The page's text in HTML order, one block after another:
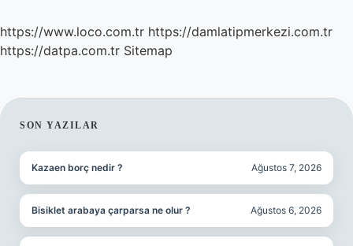
https://www.loco.com.tr https://damlatipmerkezi.com.tr
https://datpa.com.tr Sitemap
SIDEBAR
SON YAZILAR
Kazaen borç nedir ? Ağustos 7, 2026
Bisiklet arabaya çarparsa ne olur ? Ağustos 6, 2026